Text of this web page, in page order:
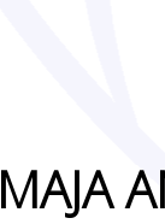
MAJA